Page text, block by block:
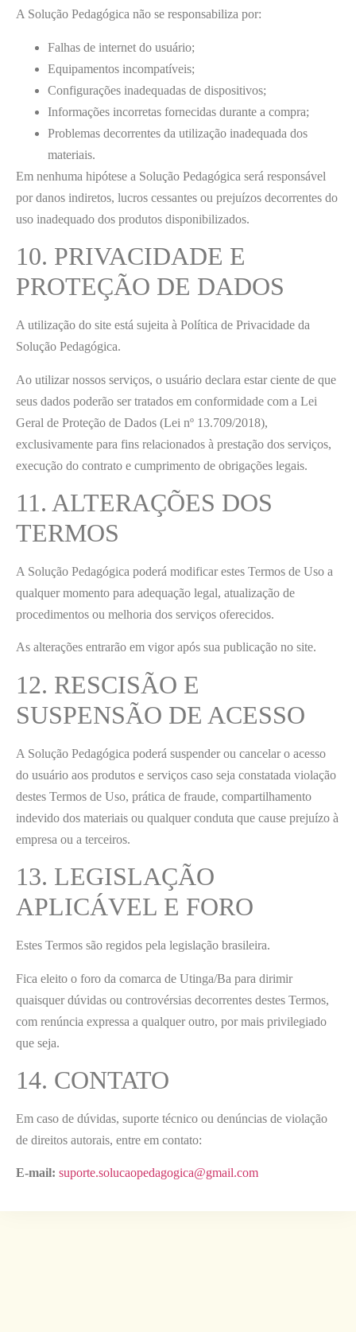
A Solução Pedagógica não se responsabiliza por:
Falhas de internet do usuário;
Equipamentos incompatíveis;
Configurações inadequadas de dispositivos;
Informações incorretas fornecidas durante a compra;
Problemas decorrentes da utilização inadequada dos
materiais.
Em nenhuma hipótese a Solução Pedagógica será responsável
por danos indiretos, lucros cessantes ou prejuízos decorrentes do
uso inadequado dos produtos disponibilizados.
10. PRIVACIDADE E
PROTEÇÃO DE DADOS
A utilização do site está sujeita à Política de Privacidade da
Solução Pedagógica.
Ao utilizar nossos serviços, o usuário declara estar ciente de que
seus dados poderão ser tratados em conformidade com a Lei
Geral de Proteção de Dados (Lei nº 13.709/2018),
exclusivamente para fins relacionados à prestação dos serviços,
execução do contrato e cumprimento de obrigações legais.
11. ALTERAÇÕES DOS
TERMOS
A Solução Pedagógica poderá modificar estes Termos de Uso a
qualquer momento para adequação legal, atualização de
procedimentos ou melhoria dos serviços oferecidos.
As alterações entrarão em vigor após sua publicação no site.
12. RESCISÃO E
SUSPENSÃO DE ACESSO
A Solução Pedagógica poderá suspender ou cancelar o acesso
do usuário aos produtos e serviços caso seja constatada violação
destes Termos de Uso, prática de fraude, compartilhamento
indevido dos materiais ou qualquer conduta que cause prejuízo à
empresa ou a terceiros.
13. LEGISLAÇÃO
APLICÁVEL E FORO
Estes Termos são regidos pela legislação brasileira.
Fica eleito o foro da comarca de Utinga/Ba para dirimir
quaisquer dúvidas ou controvérsias decorrentes destes Termos,
com renúncia expressa a qualquer outro, por mais privilegiado
que seja.
14. CONTATO
Em caso de dúvidas, suporte técnico ou denúncias de violação
de direitos autorais, entre em contato:
E-mail: suporte.solucaopedagogica@gmail.com